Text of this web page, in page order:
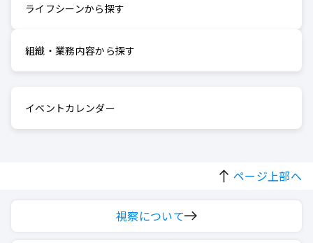
ライフシーンから探す
組織・業務内容から探す
イベントカレンダー
ページ上部へ
視察について